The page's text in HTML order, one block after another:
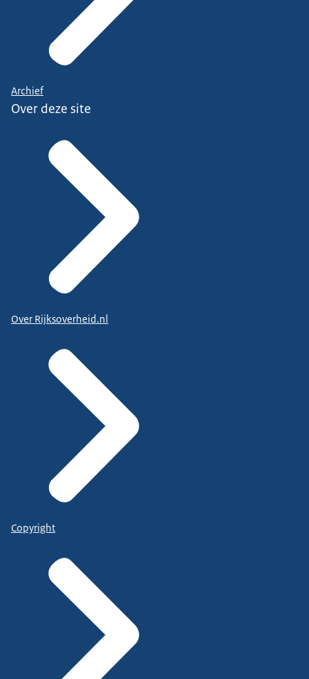
Archief
Over deze site
Over Rijksoverheid.nl
Copyright